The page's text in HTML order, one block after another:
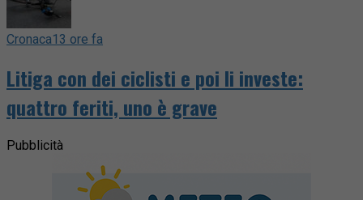
Cronaca13 ore fa
Litiga con dei ciclisti e poi li investe:
quattro feriti, uno è grave
Pubblicità